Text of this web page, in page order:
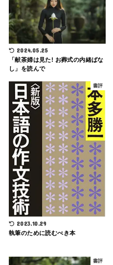
2024.05.25
「献茶婦は見た! お葬式の内緒ばな
し」を読んで
書評
2023.10.29
執筆のために読むべき本
書評